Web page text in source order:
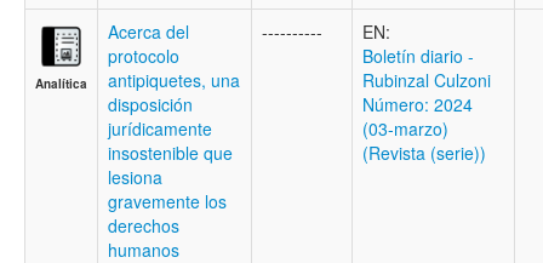
Analítica
Acerca del
protocolo
antipiquetes, una
disposición
jurídicamente
insostenible que
lesiona
gravemente los
derechos
humanos
----------
EN:
Boletí­n diario -
Rubinzal Culzoni
Número: 2024
(03-marzo)
(Revista (serie))